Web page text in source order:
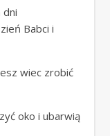
dni
Babci i
wiec zrobić
oko i ubarwią